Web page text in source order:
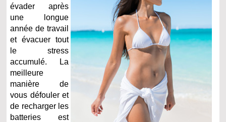
évader après
une longue
année de travail
et évacuer tout
le stress
accumulé. La
meilleure
manière de
vous défouler et
de recharger les
batteries est